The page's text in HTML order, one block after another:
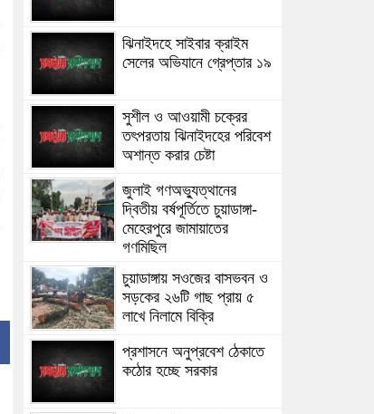
ঝিনাইদহে সাইবার ক্রাইম
সেলের অভিযানে গ্রেপ্তার ১৯
সুশীল ও আওয়ামী চক্রের
তৎপরতায় ঝিনাইদহের পরিবেশ
অশান্ত করার চেষ্টা
জুলাই গণঅভ্যুত্থানের
দ্বিতীয় বর্ষপূর্তিতে চুয়াডাঙ্গা-
মেহেরপুরে জামায়াতের
গণমিছিল
চুয়াডাঙ্গায় সওজের বাসভবন ও
সড়কের ২৬টি গাছ প্রায় ৫
লাখে নিলামে বিক্রি
প্রশাসনে অনুপ্রবেশ ঠেকাতে
কঠোর হচ্ছে সরকার